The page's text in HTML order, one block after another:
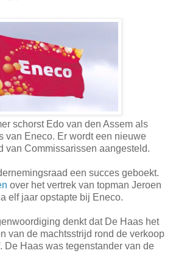
schorst Edo van den Assem als
van Eneco. Er wordt een nieuwe
van Commissarissen aangesteld.
een succes geboekt.
over het vertrek van topman Jeroen
elf jaar opstapte bij Eneco.
denkt dat De Haas het
van de machtsstrijd rond de verkoop
De Haas was tegenstander van de